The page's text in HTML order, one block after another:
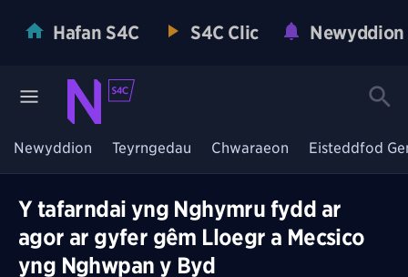
Hafan S4C S4C Clic Newyddion
Newyddion Teyrngedau Chwaraeon Eisteddfod
Y tafarndai yng Nghymru fydd ar
agor ar gyfer gêm Lloegr a Mecsico
yng Nghwpan y Byd